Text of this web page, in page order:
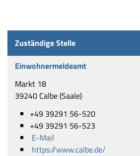
Zuständige Stelle
Einwohnermeldeamt
Markt 18
39240 Calbe (Saale)
+49 39291 56-520
+49 39291 56-523
E-Mail
https://www.calbe.de/